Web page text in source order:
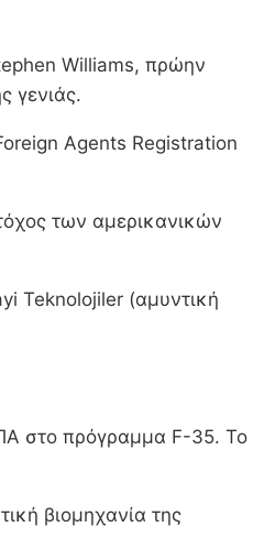
Williams, πρώην
γενιάς.
Agents Registration
των αμερικανικών
Teknolojiler (αμυντική
στο πρόγραμμα F-35. Το
βιομηχανία της